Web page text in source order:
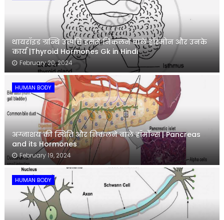
थायरॉइड ग्रन्थि उत्पत्ति इससे निकलने वाले हॉरमोन और उनके
कार्य |Thyroid Hormones Gk in Hindi
February 20, 2024
HUMAN BODY
अग्नाशय की स्थिति और निकलने वाले हॉर्मोन्स | Pancreas
and its Hormones
February 19, 2024
HUMAN BODY